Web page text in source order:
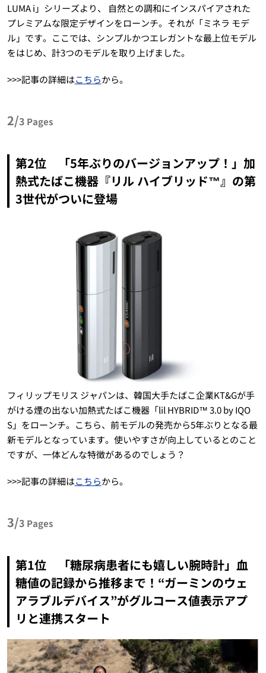
LUMA i」シリーズより、 自然との調和にインスパイアされた
プレミアムな限定デザインをローンチ。それが「ミネラ モデ
ル」です。ここでは、シンプルかつエレガントな最上位モデル
をはじめ、計3つのモデルを取り上げました。
>>>記事の詳細はこちらから。
2/3 Pages
第2位 「5年ぶりのバージョンアップ！」加
熱式たばこ機器『リル ハイブリッド™』の第
3世代がついに登場
フィリップモリス ジャパンは、韓国大手たばこ企業KT&Gが手
がける煙の出ない加熱式たばこ機器「lil HYBRID™ 3.0 by IQO
S」をローンチ。こちら、前モデルの発売から5年ぶりとなる最
新モデルとなっています。使いやすさが向上しているとのこと
ですが、一体どんな特徴があるのでしょう？
>>>記事の詳細はこちらから。
3/3 Pages
第1位 「糖尿病患者にも嬉しい腕時計」血
糖値の記録から推移まで！“ガーミンのウェ
アラブルデバイス”がグルコース値表示アプ
リと連携スタート